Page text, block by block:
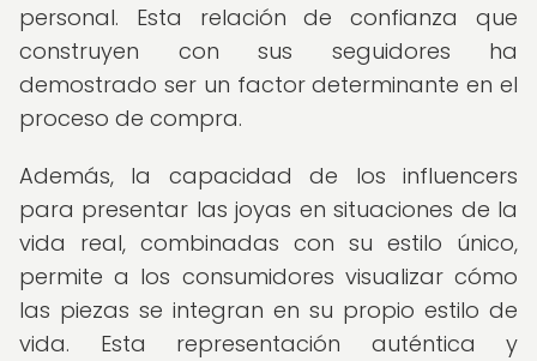
personal. Esta relación de confianza que
construyen con sus seguidores ha
demostrado ser un factor determinante en el
proceso de compra.
Además, la capacidad de los influencers
para presentar las joyas en situaciones de la
vida real, combinadas con su estilo único,
permite a los consumidores visualizar cómo
las piezas se integran en su propio estilo de
vida. Esta representación auténtica y